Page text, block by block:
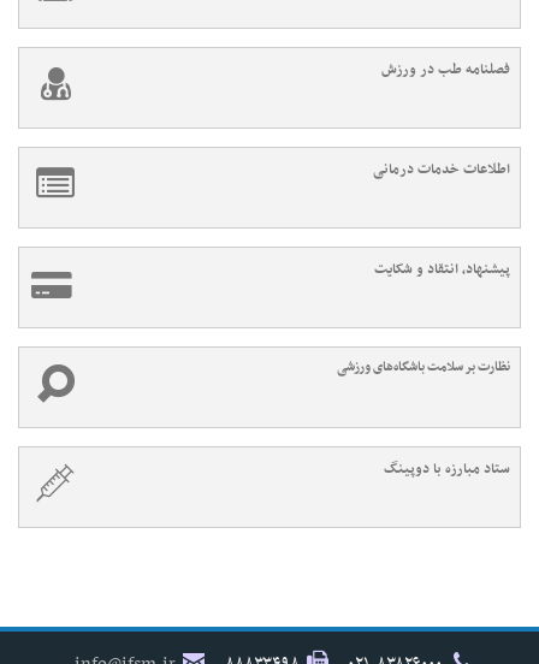
فصلنامه طب در ورزش
اطلاعات خدمات درمانی
پیشنهاد، انتقاد و شکایت
نظارت بر سلامت باشگاه‌های ورزشی
ستاد مبارزه با دوپینگ